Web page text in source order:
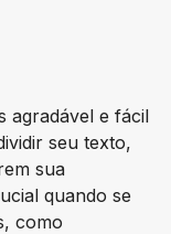
agradável e fácil
seu texto,
sua
quando se
como